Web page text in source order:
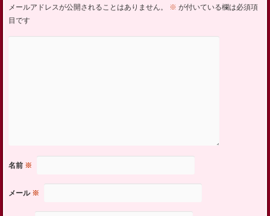
メールアドレスが公開されることはありません。 ※ が付いている欄は必須項
目です
名前 ※
メール ※